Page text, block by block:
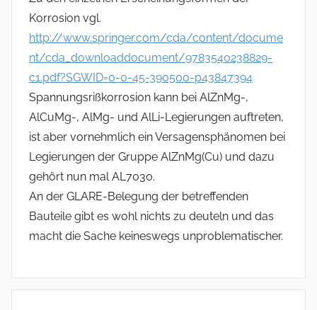
Korrosion vgl.
http://www.springer.com/cda/content/docume
nt/cda_downloaddocument/9783540238829-
c1.pdf?SGWID=0-0-45-390500-p43847394
Spannungsrißkorrosion kann bei AlZnMg-,
AlCuMg-, AlMg- und AlLi-Legierungen auftreten,
ist aber vornehmlich ein Versagensphänomen bei
Legierungen der Gruppe AlZnMg(Cu) und dazu
gehört nun mal AL7030.
An der GLARE-Belegung der betreffenden
Bauteile gibt es wohl nichts zu deuteln und das
macht die Sache keineswegs unproblematischer.